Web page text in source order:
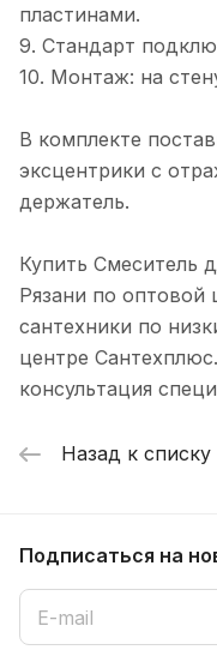
пластинами.
9. Стандарт
10. Монтаж: на
В комплекте
эксцентрики с
держатель.
Купить Смеситель
Рязани по
сантехники по
центре
консультация
Назад к списку
Подписаться на